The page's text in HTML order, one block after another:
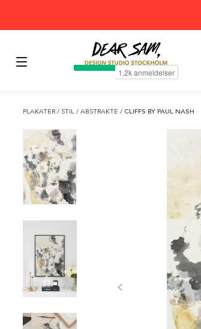
PLAKATER / STIL / ABSTRAKTE / CLIFFS BY PAUL NASH